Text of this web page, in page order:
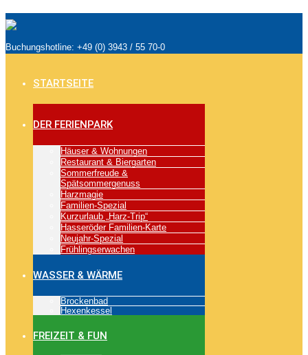
Buchungshotline: +49 (0) 3943 / 55 70-0
STARTSEITE
DER FERIENPARK
Häuser & Wohnungen
Restaurant & Biergarten
Sommerfreude &
Spätsommergenuss
Harzmagie
Familien-Spezial
Kurzurlaub „Harz-Trip“
Hasseröder Familien-Karte
Neujahr-Spezial
Frühlingserwachen
WASSER & WÄRME
Brockenbad
Hexenkessel
FREIZEIT & FUN